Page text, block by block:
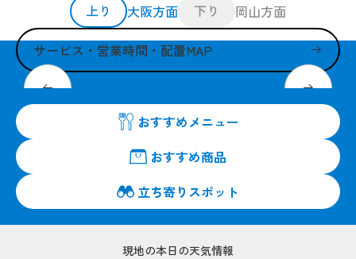
上り
大阪方面 下り 岡山方面
サービス・営業時間・配置MAP
ご当地食材メニューや定番メニューも豊富
おすすめメニュー
おすすめ商品
立ち寄りスポット
現地の本日の天気情報